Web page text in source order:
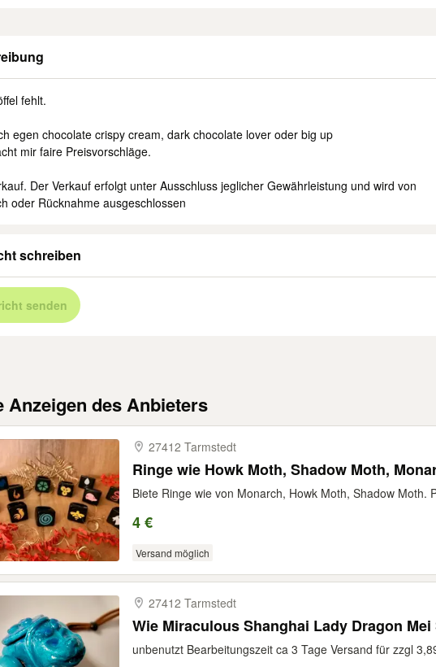
fehlt.
egen chocolate crispy cream, dark chocolate lover oder big up
mir faire Preisvorschläge.
Der Verkauf erfolgt unter Ausschluss jeglicher Gewähr­leistung und wird von
oder Rücknahme ausgeschlossen
schreiben
senden
Anzeigen des Anbieters
27412 Tarmstedt
Biete Ringe wie von Monarch, Howk Moth, Shadow Moth.
4 €
Versand möglich
27412 Tarmstedt
unbenutzt Bearbeitungszeit ca 3 Tage Versand für zzgl